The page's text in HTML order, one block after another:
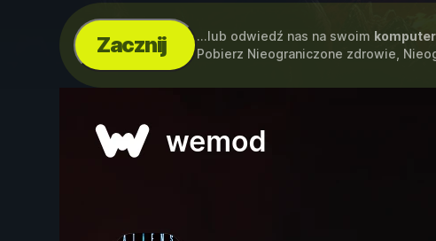
Zacznij ...lub odwiedź nas na swoim
Pobierz Nieograniczone zdrowie,